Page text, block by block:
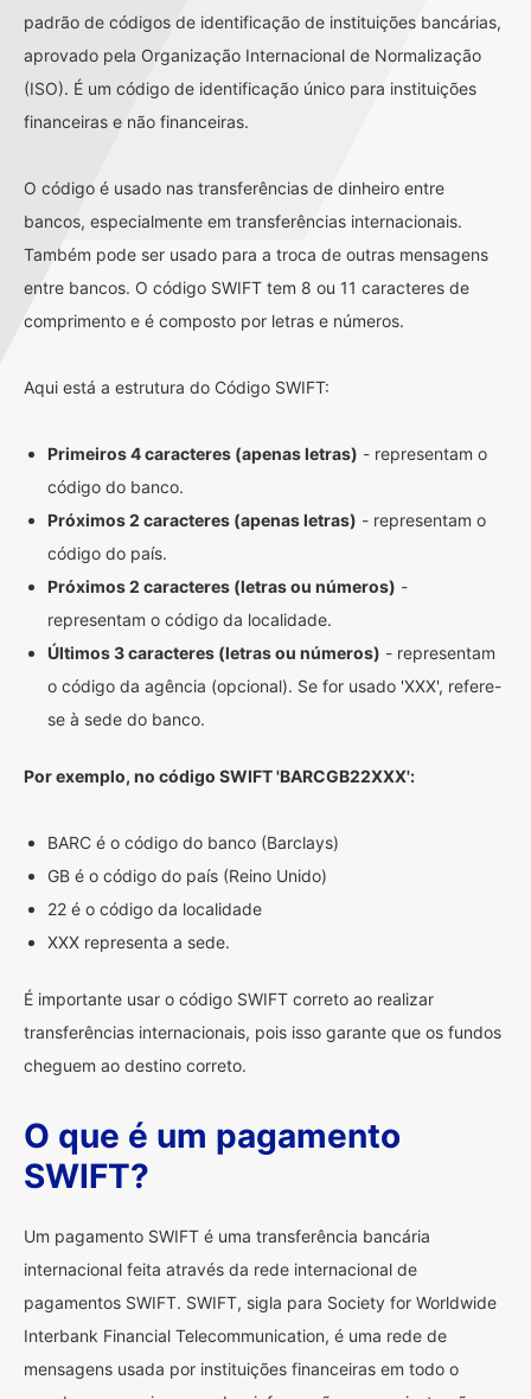
padrão de códigos de identificação de instituições bancárias,
aprovado pela Organização Internacional de Normalização
(ISO). É um código de identificação único para instituições
financeiras e não financeiras.
O código é usado nas transferências de dinheiro entre
bancos, especialmente em transferências internacionais.
Também pode ser usado para a troca de outras mensagens
entre bancos. O código SWIFT tem 8 ou 11 caracteres de
comprimento e é composto por letras e números.
Aqui está a estrutura do Código SWIFT:
Primeiros 4 caracteres (apenas letras) - representam o
código do banco.
Próximos 2 caracteres (apenas letras) - representam o
código do país.
Próximos 2 caracteres (letras ou números) -
representam o código da localidade.
Últimos 3 caracteres (letras ou números) - representam
o código da agência (opcional). Se for usado 'XXX', refere-
se à sede do banco.
Por exemplo, no código SWIFT 'BARCGB22XXX':
BARC é o código do banco (Barclays)
GB é o código do país (Reino Unido)
22 é o código da localidade
XXX representa a sede.
É importante usar o código SWIFT correto ao realizar
transferências internacionais, pois isso garante que os fundos
cheguem ao destino correto.
O que é um pagamento
SWIFT?
Um pagamento SWIFT é uma transferência bancária
internacional feita através da rede internacional de
pagamentos SWIFT. SWIFT, sigla para Society for Worldwide
Interbank Financial Telecommunication, é uma rede de
mensagens usada por instituições financeiras em todo o